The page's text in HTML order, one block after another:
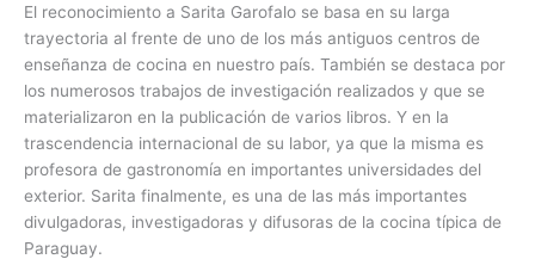
El reconocimiento a Sarita Garofalo se basa en su larga
trayectoria al frente de uno de los más antiguos centros de
enseñanza de cocina en nuestro país. También se destaca por
los numerosos trabajos de investigación realizados y que se
materializaron en la publicación de varios libros. Y en la
trascendencia internacional de su labor, ya que la misma es
profesora de gastronomía en importantes universidades del
exterior. Sarita finalmente, es una de las más importantes
divulgadoras, investigadoras y difusoras de la cocina típica de
Paraguay.